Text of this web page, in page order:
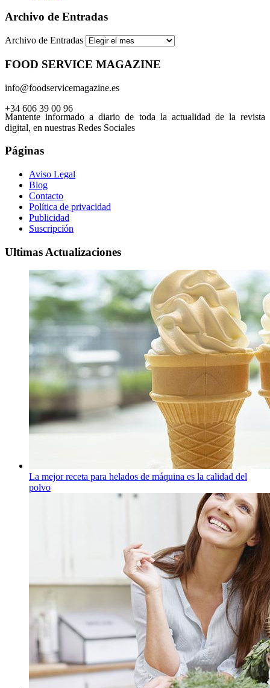
Archivo de Entradas
Archivo de Entradas
FOOD SERVICE MAGAZINE
info@foodservicemagazine.es
+34 606 39 00 96
Mantente informado a diario de toda la actualidad de la revista
digital, en nuestras Redes Sociales
Páginas
Aviso Legal
Blog
Contacto
Política de privacidad
Publicidad
Suscripción
Ultimas Actualizaciones
La mejor receta para helados de máquina es la calidad del
polvo